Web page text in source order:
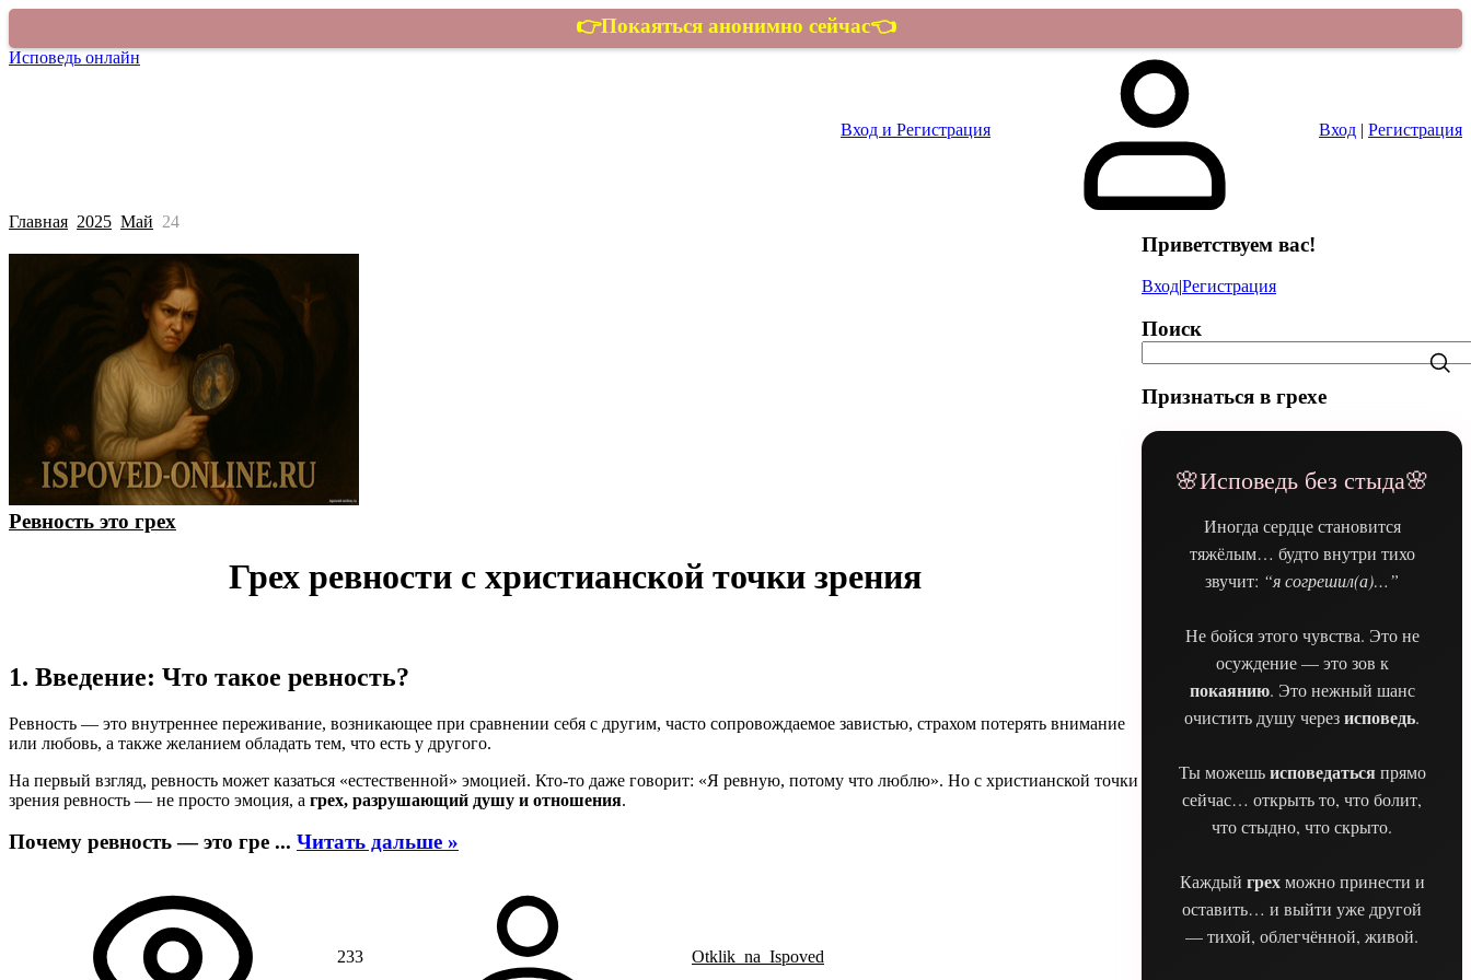
👉Покаяться анонимно сейчас👈
Исповедь онлайн
Вход и Регистрация Вход | Регистрация
Главная 2025 Май 24
Ревность это грех
Грех ревности с христианской точки зрения
1. Введение: Что такое ревность?
Ревность — это внутреннее переживание, возникающее при сравнении себя с другим, часто сопровождаемое завистью, страхом потерять внимание
или любовь, а также желанием обладать тем, что есть у другого.
На первый взгляд, ревность может казаться «естественной» эмоцией. Кто-то даже говорит: «Я ревную, потому что люблю». Но с христианской точки
зрения ревность — не просто эмоция, а грех, разрушающий душу и отношения.
Почему ревность — это гре ... Читать дальше »
233 Otklik_na_Ispoved
Приветствуем вас!
Вход|Регистрация
Поиск
Признаться в грехе
🌸Исповедь без стыда🌸
Иногда сердце становится
тяжёлым… будто внутри тихо
звучит: “я согрешил(а)…”
Не бойся этого чувства. Это не
осуждение — это зов к
покаянию. Это нежный шанс
очистить душу черезисповедь.
Ты можешьисповедатьсяпрямо
сейчас… открыть то, что болит,
что стыдно, что скрыто.
Каждый грехможно принести и
оставить… и выйти уже другой
— тихой, облегчённой, живой.